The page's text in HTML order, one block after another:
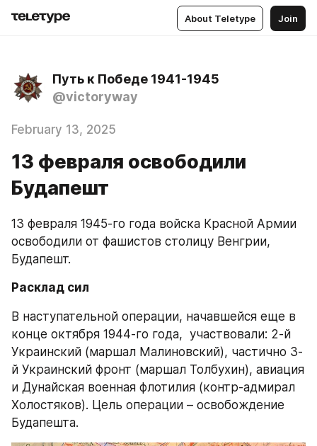
About Teletype Join
Путь к Победе 1941-1945
@victoryway
February 13, 2025
13 февраля освободили
Будапешт
13 февраля 1945-го года войска Красной Армии
освободили от фашистов столицу Венгрии,
Будапешт.
Расклад сил
В наступательной операции, начавшейся еще в
конце октября 1944-го года,  участвовали: 2-й
Украинский (маршал Малиновский), частично 3-
й Украинский фронт (маршал Толбухин), авиация
и Дунайская военная флотилия (контр-адмирал
Холостяков). Цель операции – освобождение
Будапешта.